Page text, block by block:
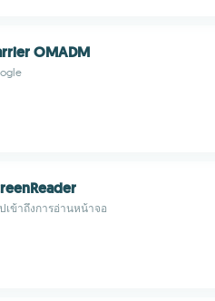
OMADM
เข้าถึงการอ่านหน้าจอ